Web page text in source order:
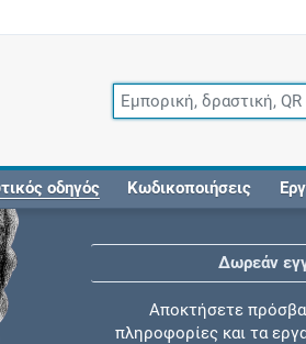
οδηγός Κωδικοποιήσεις
Δωρεάν
Αποκτήσετε
πληροφορίες και τα